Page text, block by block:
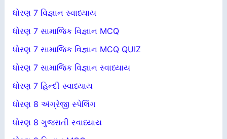
ધોરણ 7 વિજ્ઞાન સ્વાધ્યાય
ધોરણ 7 સામાજિક વિજ્ઞાન MCQ
ધોરણ 7 સામાજિક વિજ્ઞાન MCQ QUIZ
ધોરણ 7 સામાજિક વિજ્ઞાન સ્વાધ્યાય
ધોરણ 7 હિન્દી સ્વાધ્યાય
ધોરણ 8 અંગ્રેજી સ્પેલિંગ
ધોરણ 8 ગુજરાતી સ્વાધ્યાય